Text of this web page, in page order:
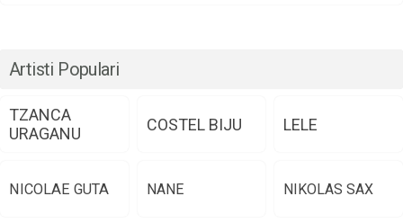
Artisti Populari
TZANCA
URAGANU
COSTEL BIJU LELE
NICOLAE GUTA NANE NIKOLAS SAX